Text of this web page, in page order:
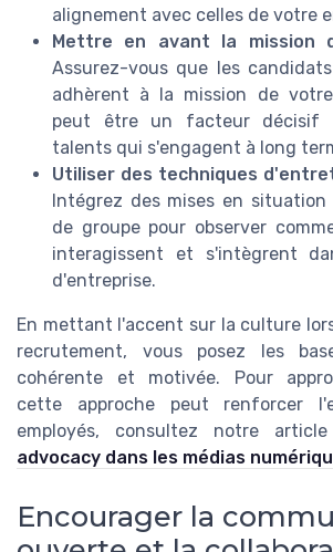
alignement avec celles de votre
Mettre en avant la mission
Assurez-vous que les
adhèrent à la mission de
peut être un facteur décisif
talents qui s'engagent à long
Utiliser des techniques
Intégrez des mises en situation
de groupe pour observer
interagissent et s'intègrent
d'entreprise.
En mettant l'accent sur la culture
recrutement, vous posez les
cohérente et motivée. Pour
cette approche peut renforcer
employés, consultez notre
advocacy dans les médias
Encourager la